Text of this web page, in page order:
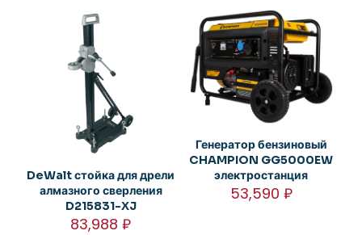
DeWalt стойка для дрели
алмазного сверления
D215831-XJ
83,988₽
Генератор бензиновый
CHAMPION GG5000EW
электростанция
53,590 ₽